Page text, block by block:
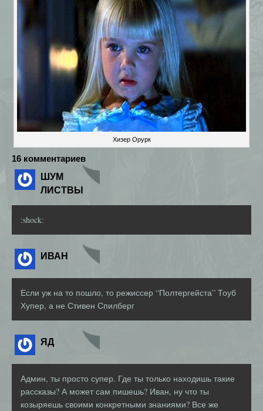
Хизер Орурк
16 комментариев
ШУМ
ЛИСТВЫ
:shock:
ИВАН
Если уж на то пошло, то режиссер “Полтергейста” Тоуб
Хупер, а не Стивен Спилберг
ЯД
Админ, ты просто супер. Где ты только находишь такие
рассказы? А может сам пишешь? Иван, ну что ты
козыряешь своими конкретными знаниями? Все же